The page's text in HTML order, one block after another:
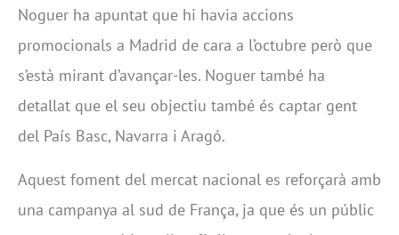
Noguer ha apuntat que hi havia accions
promocionals a Madrid de cara a l’octubre però que
s’està mirant d’avançar-les. Noguer també ha
detallat que el seu objectiu també és captar gent
del País Basc, Navarra i Aragó.
Aquest foment del mercat nacional es reforçarà amb
una campanya al sud de França, ja que és un públic